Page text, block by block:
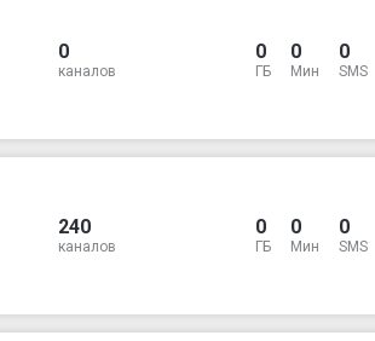
0
каналов
0
ГБ
0
Мин
0
SMS
240
каналов
0
ГБ
0
Мин
0
SMS